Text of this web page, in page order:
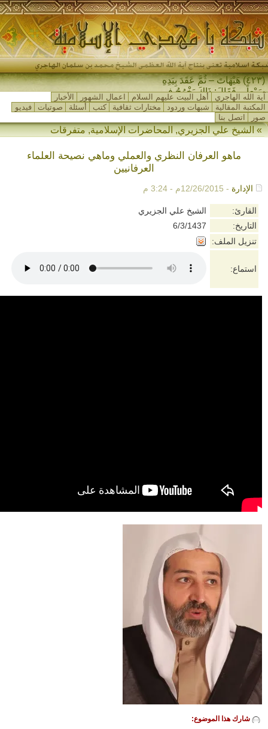
(٤٢٣) هَيْهَاتَ – ثُمَّ عَقَدَ بِيَدِهِ
سَبْعاً – فَقَالَ: ذَاكَ يَخْرُجُ فِي
آخِرِ الزَّمَانِ…
آية الله الهاجري أهل البيت عليهم السلام اعمال الشهور
الأخبار
المكتبة المقالية
شبهات وردود مختارات ثقافية كتب أسئلة صوتيات
فيديو
صور
اتصل بنا
»الشيخ علي الجزيري,المحاضرات الإسلامية,متفرقات
ماهو العرفان النظري والعملي وماهي نصيحة العلماء
العرفانيين
الإدارة - 12/26/2015م - 3:24 م
القارئ:
الشيخ علي الجزيري
التاريخ:
6/3/1437
تنزيل الملف:
استماع:
شارك هذا الموضوع: